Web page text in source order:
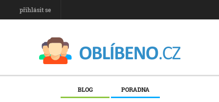
přihlásit se
BLOG PORADNA